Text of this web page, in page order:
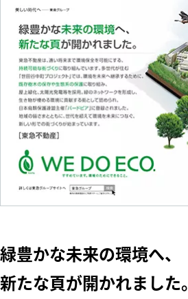
電車とバスの
博物館
緑豊かな未来の環境へ、
新たな頁が開かれました。